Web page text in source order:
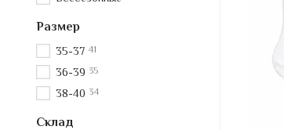
Размер
35-37 41
36-39 35
38-40 34
Склад